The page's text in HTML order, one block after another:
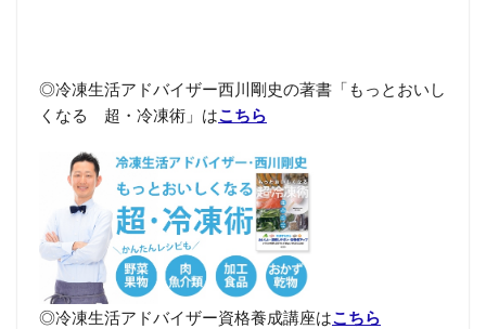
◎冷凍生活アドバイザー西川剛史の著書「もっとおいし
くなる 超・冷凍術」はこちら
◎冷凍生活アドバイザー資格養成講座はこちら